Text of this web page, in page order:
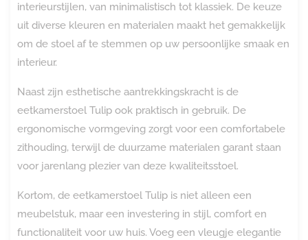
interieurstijlen, van minimalistisch tot klassiek. De keuze
uit diverse kleuren en materialen maakt het gemakkelijk
om de stoel af te stemmen op uw persoonlijke smaak en
interieur.
Naast zijn esthetische aantrekkingskracht is de
eetkamerstoel Tulip ook praktisch in gebruik. De
ergonomische vormgeving zorgt voor een comfortabele
zithouding, terwijl de duurzame materialen garant staan
voor jarenlang plezier van deze kwaliteitsstoel.
Kortom, de eetkamerstoel Tulip is niet alleen een
meubelstuk, maar een investering in stijl, comfort en
functionaliteit voor uw huis. Voeg een vleugje elegantie